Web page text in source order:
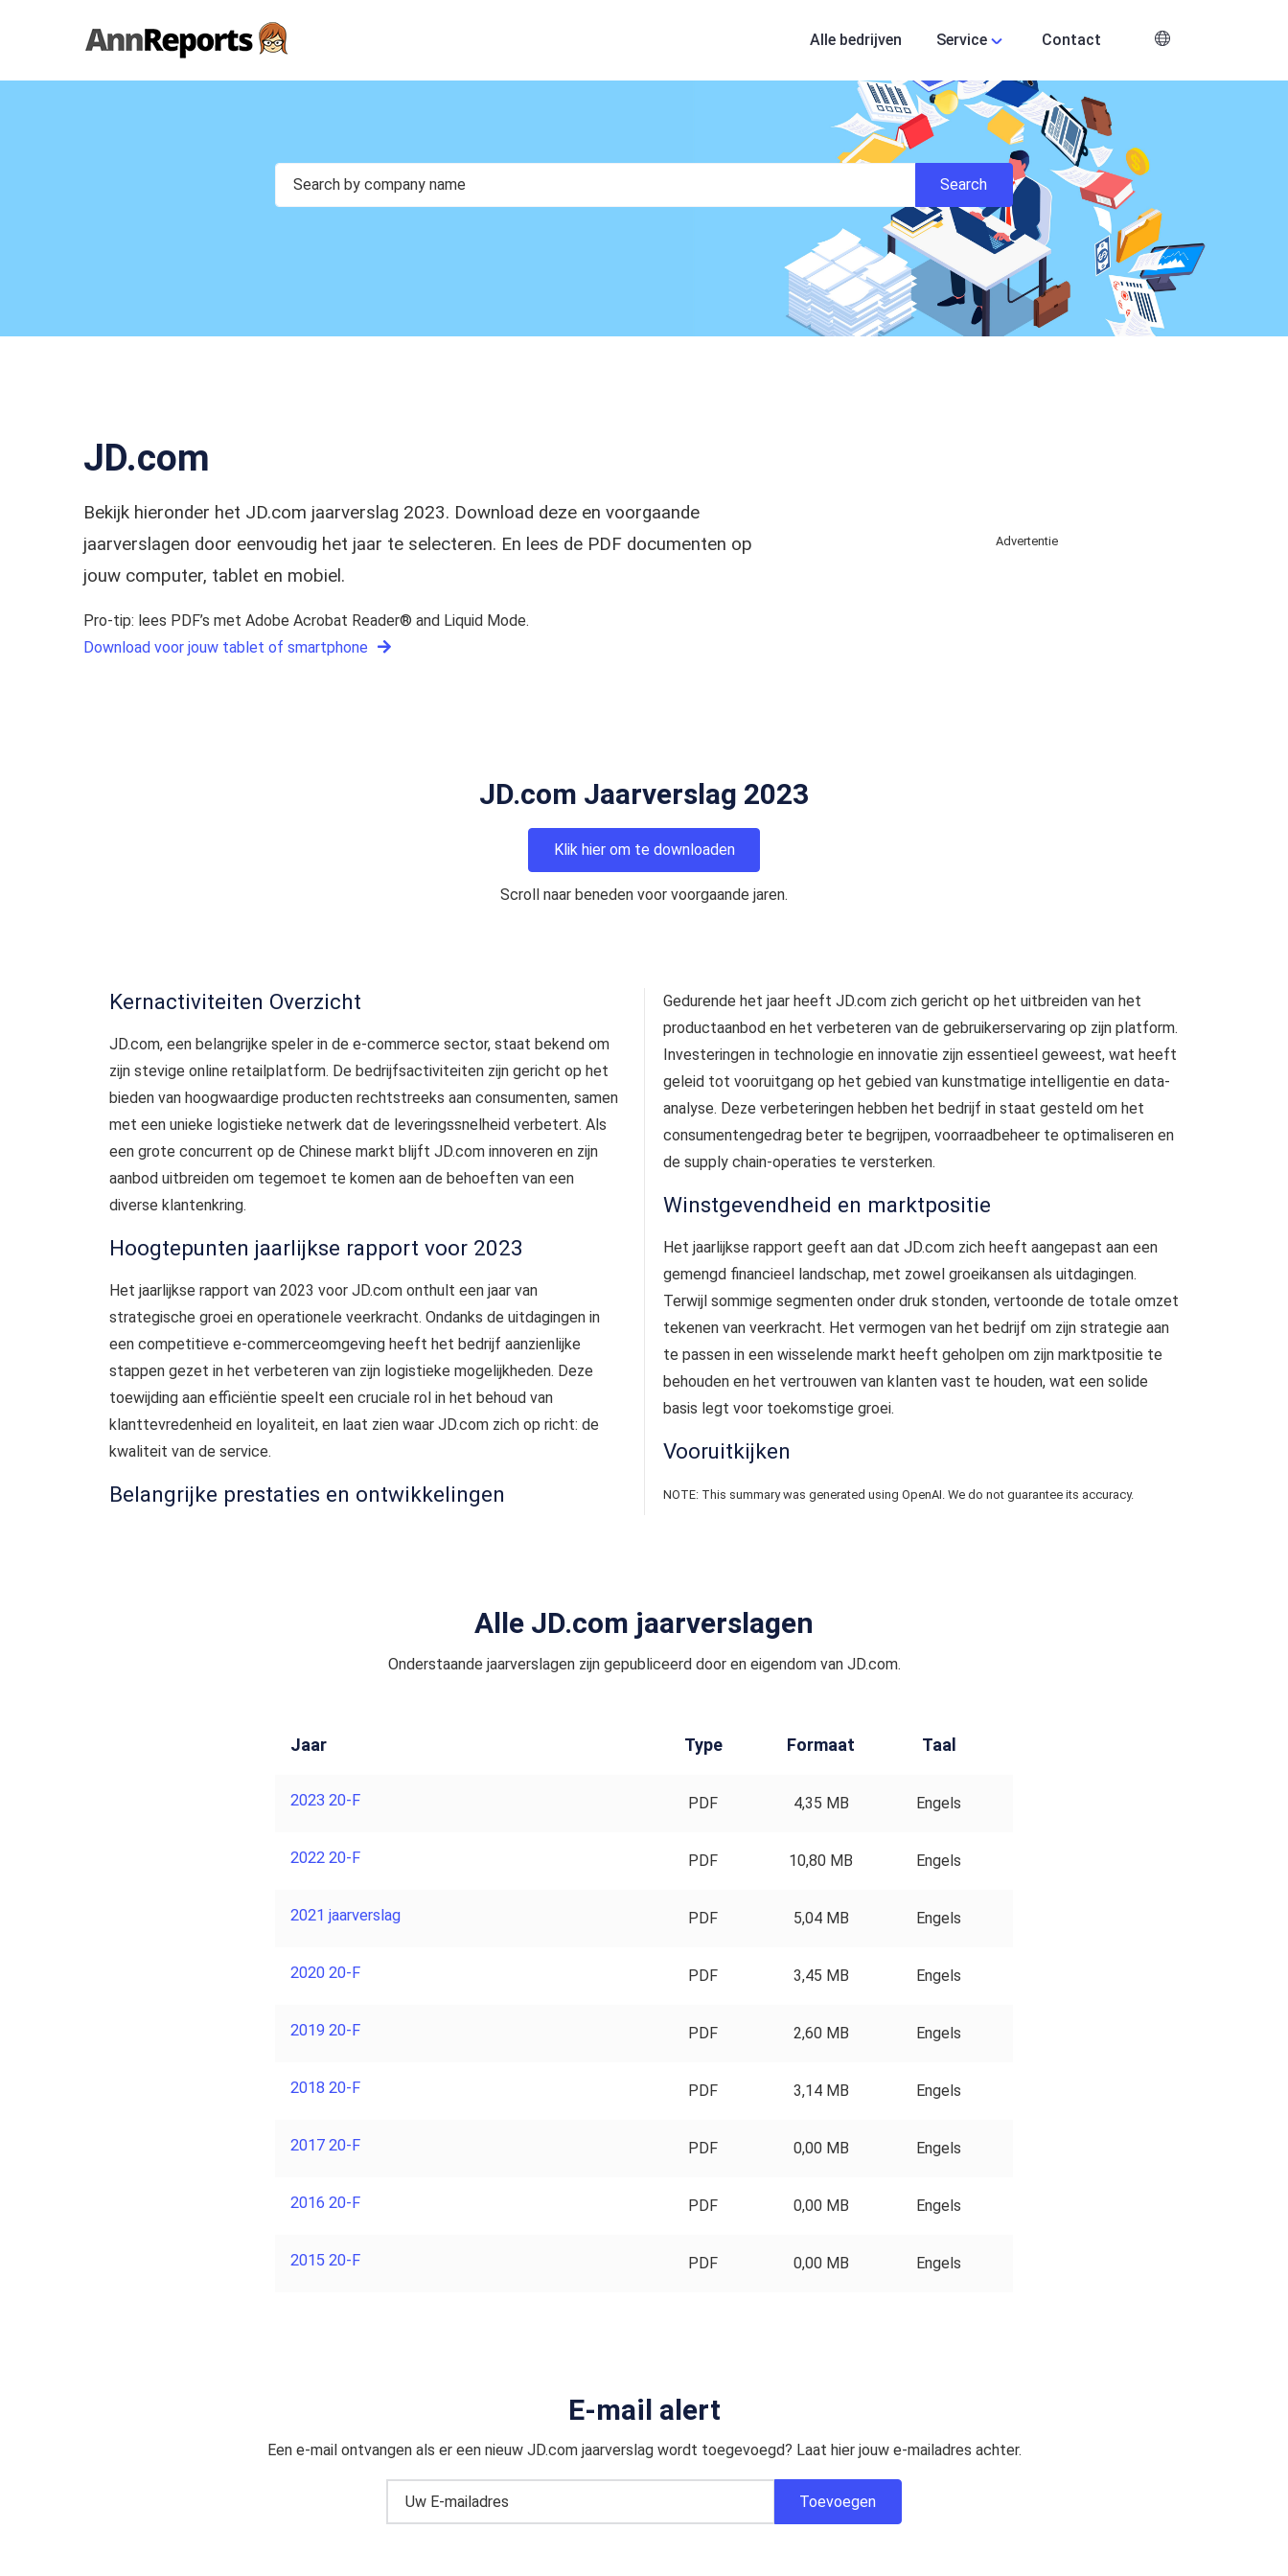
Alle bedrijven Service Contact
JD.com
Bekijk hieronder het JD.com jaarverslag 2023. Download deze en voorgaande
jaarverslagen door eenvoudig het jaar te selecteren. En lees de PDF documenten op
jouw computer, tablet en mobiel.
Pro-tip: lees PDF’s met Adobe Acrobat Reader® and Liquid Mode.
Download voor jouw tablet of smartphone
Advertentie
JD.com Jaarverslag 2023
Klik hier om te downloaden
Scroll naar beneden voor voorgaande jaren.
Kernactiviteiten Overzicht
JD.com, een belangrijke speler in de e-commerce sector, staat bekend om
zijn stevige online retailplatform. De bedrijfsactiviteiten zijn gericht op het
bieden van hoogwaardige producten rechtstreeks aan consumenten, samen
met een unieke logistieke netwerk dat de leveringssnelheid verbetert. Als
een grote concurrent op de Chinese markt blijft JD.com innoveren en zijn
aanbod uitbreiden om tegemoet te komen aan de behoeften van een
diverse klantenkring.
Hoogtepunten jaarlijkse rapport voor 2023
Het jaarlijkse rapport van 2023 voor JD.com onthult een jaar van
strategische groei en operationele veerkracht. Ondanks de uitdagingen in
een competitieve e-commerceomgeving heeft het bedrijf aanzienlijke
stappen gezet in het verbeteren van zijn logistieke mogelijkheden. Deze
toewijding aan efficiëntie speelt een cruciale rol in het behoud van
klanttevredenheid en loyaliteit, en laat zien waar JD.com zich op richt: de
kwaliteit van de service.
Belangrijke prestaties en ontwikkelingen
Gedurende het jaar heeft JD.com zich gericht op het uitbreiden van het
productaanbod en het verbeteren van de gebruikerservaring op zijn platform.
Investeringen in technologie en innovatie zijn essentieel geweest, wat heeft
geleid tot vooruitgang op het gebied van kunstmatige intelligentie en data-
analyse. Deze verbeteringen hebben het bedrijf in staat gesteld om het
consumentengedrag beter te begrijpen, voorraadbeheer te optimaliseren en
de supply chain-operaties te versterken.
Winstgevendheid en marktpositie
Het jaarlijkse rapport geeft aan dat JD.com zich heeft aangepast aan een
gemengd financieel landschap, met zowel groeikansen als uitdagingen.
Terwijl sommige segmenten onder druk stonden, vertoonde de totale omzet
tekenen van veerkracht. Het vermogen van het bedrijf om zijn strategie aan
te passen in een wisselende markt heeft geholpen om zijn marktpositie te
behouden en het vertrouwen van klanten vast te houden, wat een solide
basis legt voor toekomstige groei.
Vooruitkijken
NOTE: This summary was generated using OpenAI. We do not guarantee its accuracy.
Alle JD.com jaarverslagen
Onderstaande jaarverslagen zijn gepubliceerd door en eigendom van JD.com.
Jaar Type Formaat Taal
2023 20-F PDF 4,35 MB Engels
2022 20-F PDF 10,80 MB Engels
2021 jaarverslag PDF 5,04 MB Engels
2020 20-F PDF 3,45 MB Engels
2019 20-F PDF 2,60 MB Engels
2018 20-F PDF 3,14 MB Engels
2017 20-F PDF 0,00 MB Engels
2016 20-F PDF 0,00 MB Engels
2015 20-F PDF 0,00 MB Engels
E-mail alert
Een e-mail ontvangen als er een nieuw JD.com jaarverslag wordt toegevoegd? Laat hier jouw e-mailadres achter.